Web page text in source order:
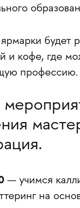
будет
и кофе, где
профессию.
— учимся
на